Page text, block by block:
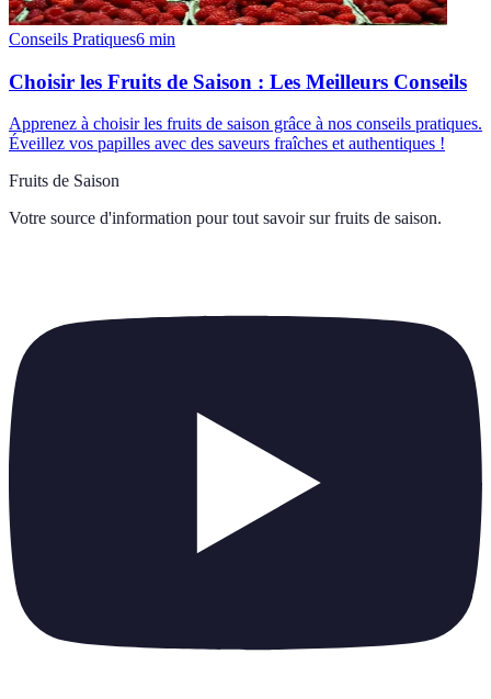
Conseils Pratiques6 min
Choisir les Fruits de Saison : Les Meilleurs Conseils
Apprenez à choisir les fruits de saison grâce à nos conseils pratiques.
Éveillez vos papilles avec des saveurs fraîches et authentiques !
Fruits de Saison
Votre source d'information pour tout savoir sur fruits de saison.